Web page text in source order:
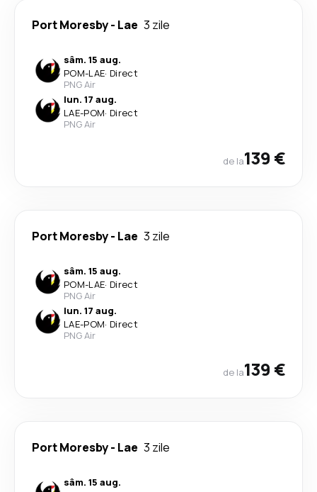
Port Moresby- Lae 3 zile
sâm. 15 aug.
POM-LAE· Direct
PNG Air
lun. 17 aug.
LAE-POM· Direct
PNG Air
de la139 €
Port Moresby- Lae 3 zile
sâm. 15 aug.
POM-LAE· Direct
PNG Air
lun. 17 aug.
LAE-POM· Direct
PNG Air
de la139 €
Port Moresby- Lae 3 zile
sâm. 15 aug.